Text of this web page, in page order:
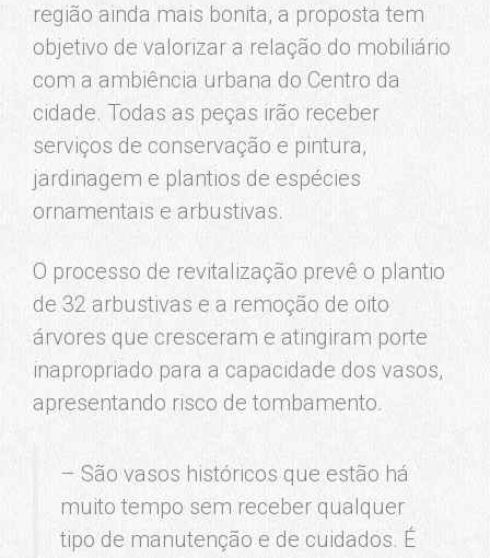
região ainda mais bonita, a proposta tem
objetivo de valorizar a relação do mobiliário
com a ambiência urbana do Centro da
cidade. Todas as peças irão receber
serviços de conservação e pintura,
jardinagem e plantios de espécies
ornamentais e arbustivas.
O processo de revitalização prevê o plantio
de 32 arbustivas e a remoção de oito
árvores que cresceram e atingiram porte
inapropriado para a capacidade dos vasos,
apresentando risco de tombamento.
– São vasos históricos que estão há
muito tempo sem receber qualquer
tipo de manutenção e de cuidados. É